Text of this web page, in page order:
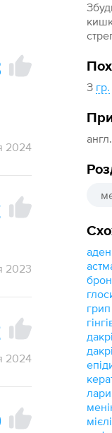
З гр.
грип
2024
2023
2024